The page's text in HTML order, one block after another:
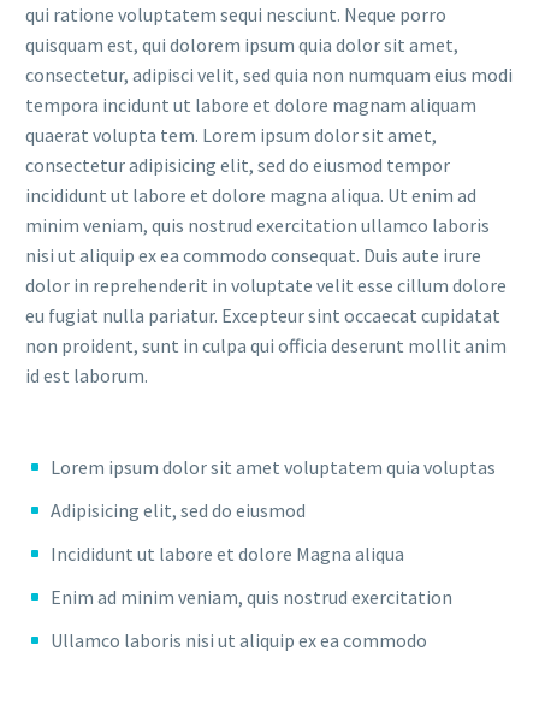
qui ratione voluptatem sequi nesciunt. Neque porro
quisquam est, qui dolorem ipsum quia dolor sit amet,
consectetur, adipisci velit, sed quia non numquam eius modi
tempora incidunt ut labore et dolore magnam aliquam
quaerat volupta tem. Lorem ipsum dolor sit amet,
consectetur adipisicing elit, sed do eiusmod tempor
incididunt ut labore et dolore magna aliqua. Ut enim ad
minim veniam, quis nostrud exercitation ullamco laboris
nisi ut aliquip ex ea commodo consequat. Duis aute irure
dolor in reprehenderit in voluptate velit esse cillum dolore
eu fugiat nulla pariatur. Excepteur sint occaecat cupidatat
non proident, sunt in culpa qui officia deserunt mollit anim
id est laborum.
Lorem ipsum dolor sit amet voluptatem quia voluptas
Adipisicing elit, sed do eiusmod
Incididunt ut labore et dolore Magna aliqua
Enim ad minim veniam, quis nostrud exercitation
Ullamco laboris nisi ut aliquip ex ea commodo